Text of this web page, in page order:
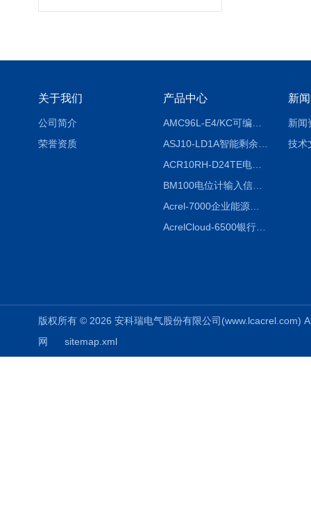
关于我们
公司简介
荣誉资质
产品中心
ACR10RH-D24TE电力仪表外置开口式互感器
BM100电位计输入信号隔离器
Acrel-7000企业能源管控平台
AcrelCloud-6500银行业安全用电能耗云平台
新
新闻
技术
版权所有 © 2026 安科瑞电气股份有限公司
网
sitemap.xml